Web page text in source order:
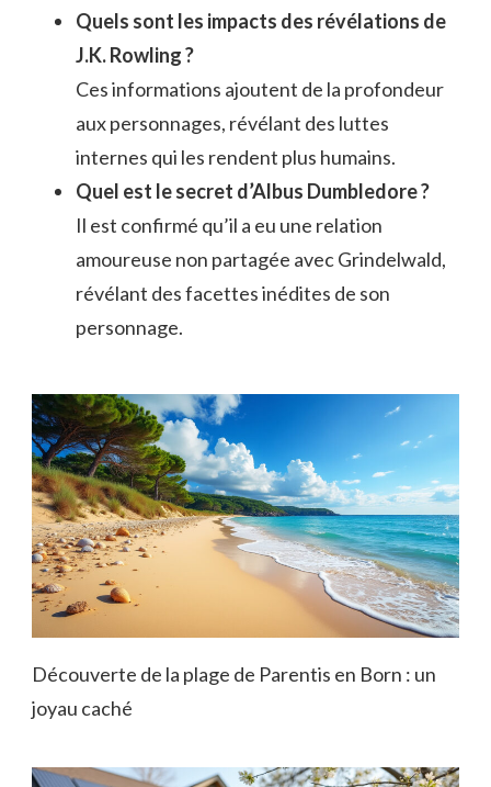
Quels sont les impacts des révélations de
J.K. Rowling ?
Ces informations ajoutent de la profondeur
aux personnages, révélant des luttes
internes qui les rendent plus humains.
Quel est le secret d’Albus Dumbledore ?
Il est confirmé qu’il a eu une relation
amoureuse non partagée avec Grindelwald,
révélant des facettes inédites de son
personnage.
Découverte de la plage de Parentis en Born : un
joyau caché